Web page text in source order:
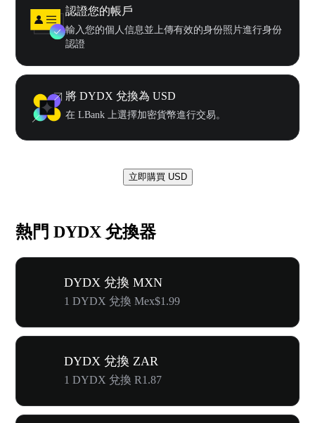
認證您的帳戶
輸入您的個人信息並上傳有效的身份照片進行身份
認證
將 DYDX 兌換為 USD
在 LBank 上選擇加密貨幣進行交易。
立即購買 USD
熱門 DYDX 兌換器
DYDX 兌換 MXN
1 DYDX 兌換 Mex$1.99
DYDX 兌換 ZAR
1 DYDX 兌換 R1.87